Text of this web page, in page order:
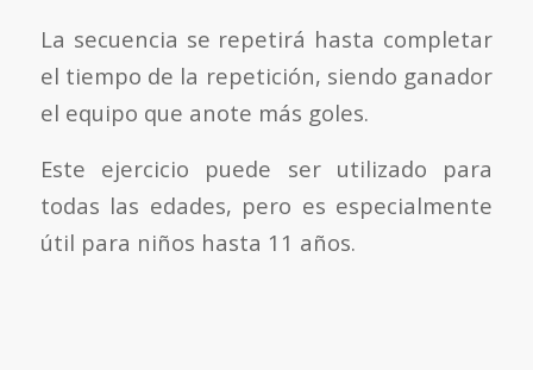
La secuencia se repetirá hasta completar
el tiempo de la repetición, siendo ganador
el equipo que anote más goles.
Este ejercicio puede ser utilizado para
todas las edades, pero es especialmente
útil para niños hasta 11 años.